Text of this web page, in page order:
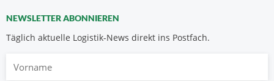
NEWSLETTER ABONNIEREN
Täglich aktuelle Logistik-News direkt ins Postfach.
Vorname